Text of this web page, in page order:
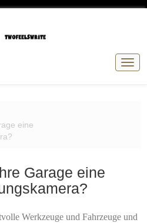
eine
Garage eine
Werkzeuge und Fahrzeuge und